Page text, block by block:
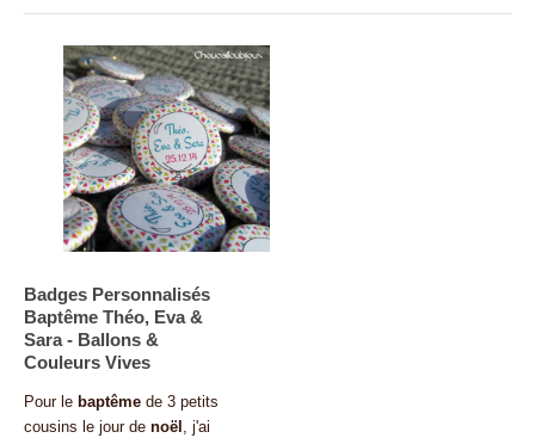
Badges Personnalisés
Baptême Théo, Eva &
Sara - Ballons &
Couleurs Vives
Pour le baptêmede 3 petits
cousins le jour de noël , j'ai